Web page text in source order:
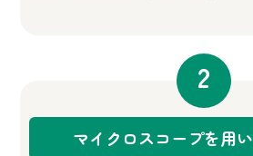
2
マイクロスコープを用